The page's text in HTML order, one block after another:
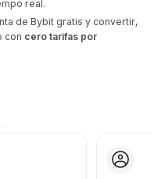
real.
de Bybit gratis y convertir,
con cero tarifas por